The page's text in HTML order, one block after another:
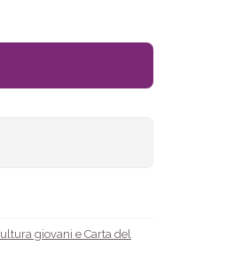
giovani e Carta del